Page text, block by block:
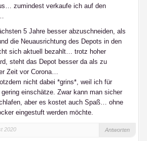
zumindest verkaufe ich auf den
5 Jahre besser abzuschneiden, als
die Neuausrichtung des Depots in den
sich aktuell bezahlt… trotz hoher
steht das Depot besser da als zu
Zeit vor Corona…
nicht dabei *grins*, weil ich für
einschätze. Zwar kann man sicher
aber es kostet auch Spaß… ohne
eingestuft werden möchte.
2020 Antworten